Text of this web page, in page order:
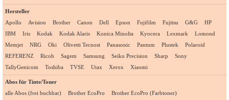
Hersteller
Apollo
Avision Brother Canon Dell Epson Fujifilm Fujitsu G&G
HP
IBM
Iris Kodak Kodak Alaris Konica Minolta Kyocera Lexmark
Lomond
Memjet
NRG Oki Olivetti Tecnost Panasonic Pantum Plustek
Polaroid
REFERENZ
Ricoh Sagem Samsung Seiko Precision Sharp
Sony
TallyGenicom
Toshiba TVSE Utax Xerox Xiaomi
Abos für Tinte/Toner
alle Abos (frei buchbar)
Brother EcoPro
Brother EcoPro (Farbtoner)